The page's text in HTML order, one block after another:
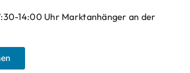
14:00 Uhr Marktanhänger an der